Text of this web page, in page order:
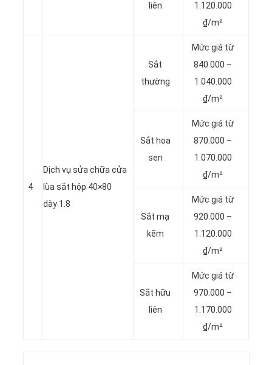
liên
1.120.000
₫/m²
4
Dịch vụ sửa chữa cửa
lùa sắt hộp 40×80
dày 1.8
Sắt
thường
Mức giá từ
840.000 –
1.040.000
₫/m²
Sắt hoa
sen
Mức giá từ
870.000 –
1.070.000
₫/m²
Sắt mạ
kẽm
Mức giá từ
920.000 –
1.120.000
₫/m²
Sắt hữu
liên
Mức giá từ
970.000 –
1.170.000
₫/m²